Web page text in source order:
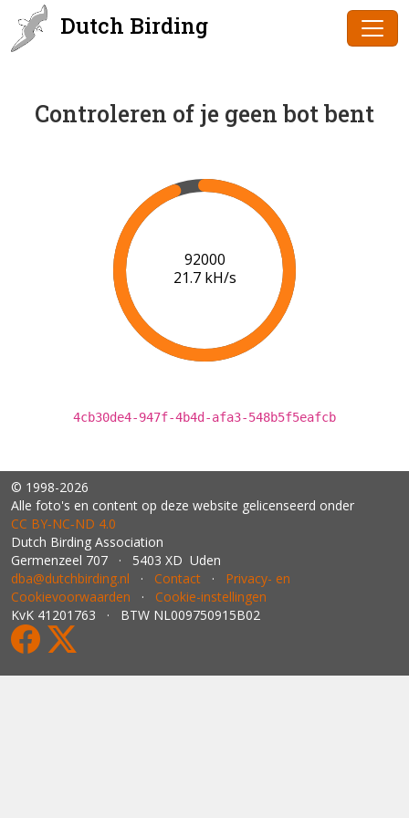
Dutch Birding
Controleren of je geen bot bent
94000
21.8 kH/s
4cb30de4-947f-4b4d-afa3-548b5f5eafcb
© 1998-2026
Alle foto's en content op deze website gelicenseerd onder
CC BY‑NC‑ND 4.0
Dutch Birding Association
Germenzeel 707 · 5403 XD Uden
dba@dutchbirding.nl · Contact · Privacy- en
Cookievoorwaarden · Cookie-instellingen
KvK 41201763 · BTW NL009750915B02